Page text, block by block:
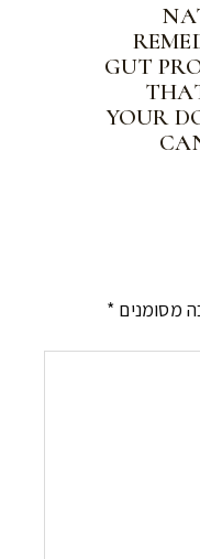
GUT
YOUR
מסומנים *